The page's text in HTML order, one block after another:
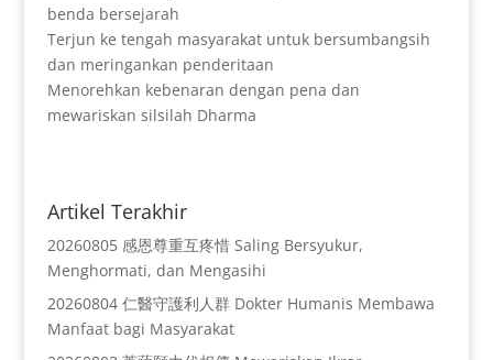
benda bersejarah
Terjun ke tengah masyarakat untuk bersumbangsih
dan meringankan penderitaan
Menorehkan kebenaran dengan pena dan
mewariskan silsilah Dharma
Artikel Terakhir
20260805 感恩尊重互疼惜 Saling Bersyukur,
Menghormati, dan Mengasihi
20260804 仁醫守護利人群 Dokter Humanis Membawa
Manfaat bagi Masyarakat